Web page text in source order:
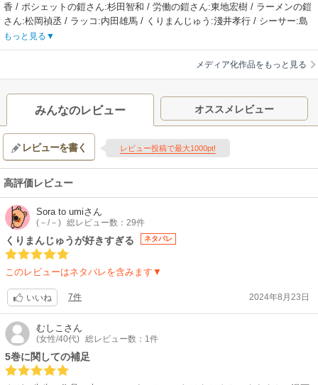
くことを決めたちいかわたち。チラシの内容を怪しがるラッコ先生ととも
に乗船し、島に上陸したちいかわ一同を待ち受けていたものとは…!?
制作会社】
サイピク（CygamesPictures）
原作・脚本:ナガノ
監督:及川啓
キャラクターデザイン:辻智子 / コンセプトアート:橋本真樹 / プロップデザ
イン:高妻匠 / 色彩設計:長井彩香 / 美術監督:眞﨑萌 / CG監督:中野祥典 / 撮
影監督:岡﨑正春 / 編集:髙橋歩 / 音響監督:土屋雅紀 / 音響効果:倉橋裕宗 /
音楽:トクマルシューゴ、上水樽力 / アニメーションプロデューサー:溝口侃
/ アニメーション制作:サイピク / 製作:川上洋一、古澤佳寛 / エグゼグティ
ブプロデューサー:松崎容子 / プロデュース:今福太郎 / プロデューサー:小
製作幹事:QTORY inc. / 配給:東宝
公開日】
2026年7月24日
関連リンク】
香 / ポシェットの鎧さん:杉田智和 / 労働の鎧さん:東地宏樹 / ラーメンの鎧
さん:松岡禎丞 / ラッコ:内田雄馬 / くりまんじゅう:淺井孝行 / シーサー:島
袋美由利
あらすじ】
「なんか小さくてかわいいやつ」通称「ちいかわ」たちが送る楽しくて、
ちょっぴり切ない物語。時には辛いことで泣いちゃうけれど「ちいかわ」
の周りにはやさしい友達や個性豊かなキャラクターがたくさん！ イラス
トレーター・ナガノによる大人気マンガ「ちいかわ」のアニメが始まりま
制作会社】
動画工房
スタッフ情報】
原作:ナガノ
シリーズディレクター:三原武憲
セットアップデザイン:朝倉夕貴 / 色彩設計:石黑けい / 撮影監督:金子直広
（三晃プロダクション） / 音響監督:土屋雅紀 / 音楽:トクマルシューゴ / 編
関連リンク】
公式サイト「ちいかわ」
もっと見る
メディア化作品をもっと見る
みんなのレビュー オススメレビュー
レビューを書く レビュー投稿で最大1000pt!
高評価レビュー
Sora to umiさん
(－/－) 総レビュー数：29件
くりまんじゅうが好きすぎる ネタバレ
このレビューはネタバレを含みます▼
いいね 7件 2024年8月23日
むしこ さん
(女性/40代) 総レビュー数：1件
5巻に関しての補足